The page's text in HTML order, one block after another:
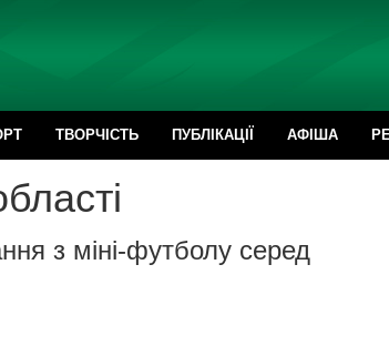
ТВОРЧІСТЬ ПУБЛІКАЦІЇ АФІША
з міні-футболу серед